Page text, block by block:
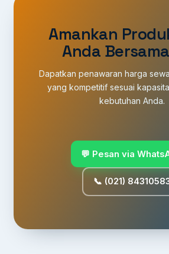
Amankan
Anda
Dapatkan penawaran harga
yang kompetitif sesuai
kebutuhan Anda.
💬 Pesan via
📞 (021)